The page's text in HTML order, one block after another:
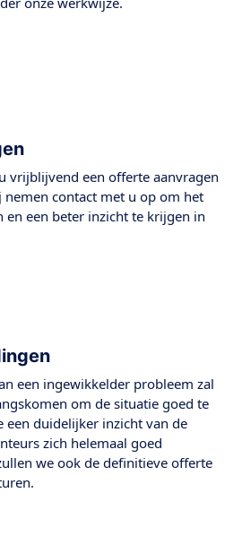
vrijblijvend een offerte aanvragen
contact met u op om het
en een beter inzicht te krijgen in
een ingewikkelder probleem zal
om de situatie goed te
een duidelijker inzicht van de
zich helemaal goed
we ook de definitieve offerte